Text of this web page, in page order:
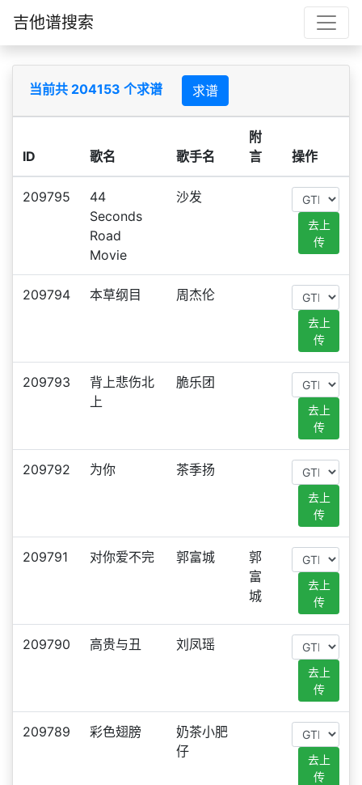
吉他谱搜索
当前共 204153 个求谱 求谱
ID 歌名 歌手名
附
言
操作
209795
44
Seconds
Road
Movie
沙发
去上
传
209794 本草纲目 周杰伦
去上
传
209793
背上悲伤北
上
脆乐团
去上
传
209792 为你 茶季扬
去上
传
209791 对你爱不完 郭富城
郭
富
城
去上
传
209790 高贵与丑 刘凤瑶
去上
传
209789 彩色翅膀
奶茶小肥
仔
去上
传